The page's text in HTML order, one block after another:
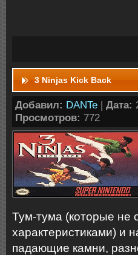
3 Ninjas Kick Back
Добавил: DANTe | Дата:
Просмотров: 772
Тум-тума (которые не
характеристиками) и
падающие камни,